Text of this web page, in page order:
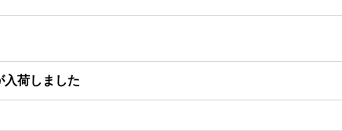
入荷しました